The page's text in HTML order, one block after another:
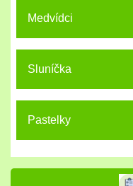
Medvídci
Sluníčka
Pastelky